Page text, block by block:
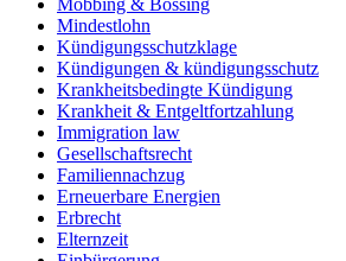
Mindestlohn
Kündigungsschutzklage
Kündigungen & kündigungsschutz
Krankheitsbedingte Kündigung
Krankheit & Entgeltfortzahlung
Immigration law
Gesellschaftsrecht
Familiennachzug
Erneuerbare Energien
Erbrecht
Elternzeit